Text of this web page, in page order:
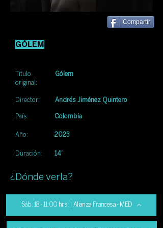
Compartir
GÓLEM
Título
original:
Director:
País:
Año:
Duración:
Gólem
Andrés Jiménez Quintero
Colombia
2023
14'
¿Dónde verla?
Sáb. 18 - 11:00 hrs. | Alianza Francesa - MED